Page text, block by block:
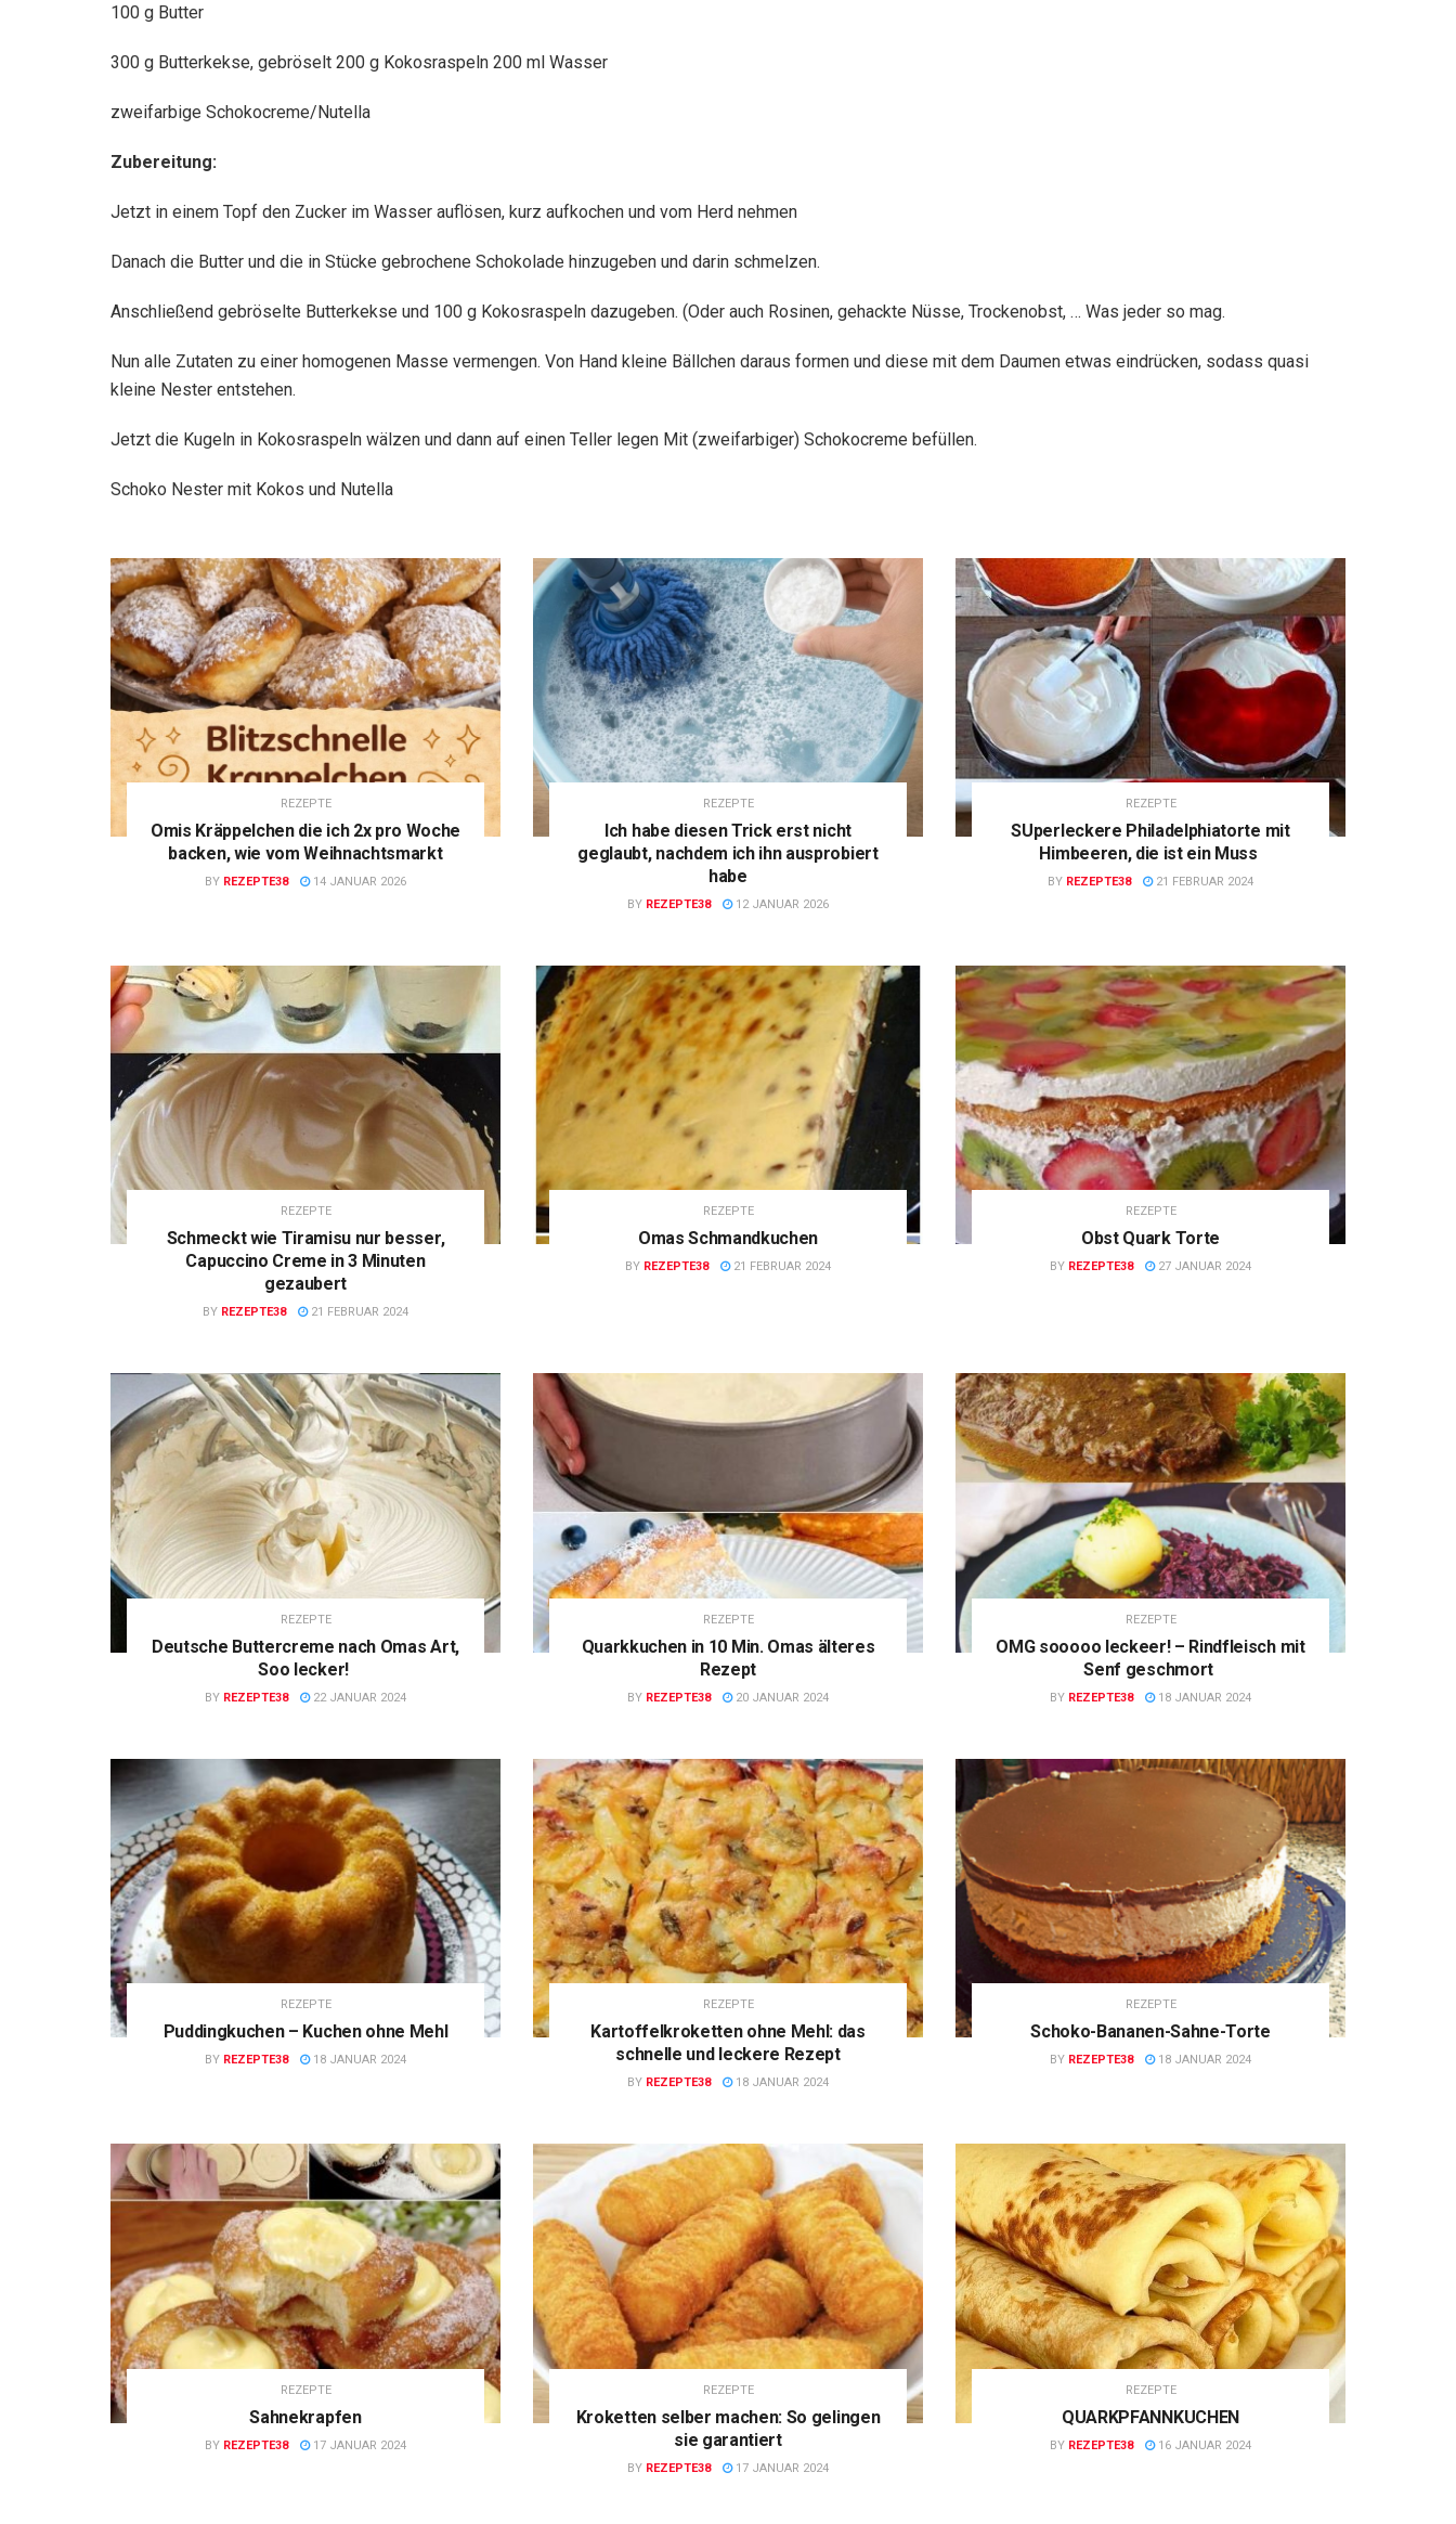
100 g Butter
300 g Butterkekse, gebröselt 200 g Kokosraspeln 200 ml Wasser
zweifarbige Schokocreme/Nutella
Zubereitung:
Jetzt in einem Topf den Zucker im Wasser auflösen, kurz aufkochen und vom Herd nehmen
Danach die Butter und die in Stücke gebrochene Schokolade hinzugeben und darin schmelzen.
Anschließend gebröselte Butterkekse und 100 g Kokosraspeln dazugeben. (Oder auch Rosinen, gehackte Nüsse, Trockenobst, … Was jeder so mag.
Nun alle Zutaten zu einer homogenen Masse vermengen. Von Hand kleine Bällchen daraus formen und diese mit dem Daumen etwas eindrücken, sodass quasi
kleine Nester entstehen.
Jetzt die Kugeln in Kokosraspeln wälzen und dann auf einen Teller legen Mit (zweifarbiger) Schokocreme befüllen.
Schoko Nester mit Kokos und Nutella
REZEPTE
Omis Kräppelchen die ich 2x pro Woche
backen, wie vom Weihnachtsmarkt
BY REZEPTE38 14 JANUAR 2026
REZEPTE
Ich habe diesen Trick erst nicht
geglaubt, nachdem ich ihn ausprobiert
habe
BY REZEPTE38 12 JANUAR 2026
REZEPTE
SUperleckere Philadelphiatorte mit
Himbeeren, die ist ein Muss
BY REZEPTE38 21 FEBRUAR 2024
REZEPTE
Schmeckt wie Tiramisu nur besser,
Capuccino Creme in 3 Minuten
gezaubert
BY REZEPTE38 21 FEBRUAR 2024
REZEPTE
Omas Schmandkuchen
BY REZEPTE38 21 FEBRUAR 2024
REZEPTE
Obst Quark Torte
BY REZEPTE38 27 JANUAR 2024
REZEPTE
Deutsche Buttercreme nach Omas Art,
Soo lecker!
BY REZEPTE38 22 JANUAR 2024
REZEPTE
Quarkkuchen in 10 Min. Omas älteres
Rezept
BY REZEPTE38 20 JANUAR 2024
REZEPTE
OMG sooooo leckeer! – Rindfleisch mit
Senf geschmort
BY REZEPTE38 18 JANUAR 2024
REZEPTE
Puddingkuchen – Kuchen ohne Mehl
BY REZEPTE38 18 JANUAR 2024
REZEPTE
Kartoffelkroketten ohne Mehl: das
schnelle und leckere Rezept
BY REZEPTE38 18 JANUAR 2024
REZEPTE
Schoko-Bananen-Sahne-Torte
BY REZEPTE38 18 JANUAR 2024
REZEPTE
Sahnekrapfen
BY REZEPTE38 17 JANUAR 2024
REZEPTE
Kroketten selber machen: So gelingen
sie garantiert
BY REZEPTE38 17 JANUAR 2024
REZEPTE
QUARKPFANNKUCHEN
BY REZEPTE38 16 JANUAR 2024